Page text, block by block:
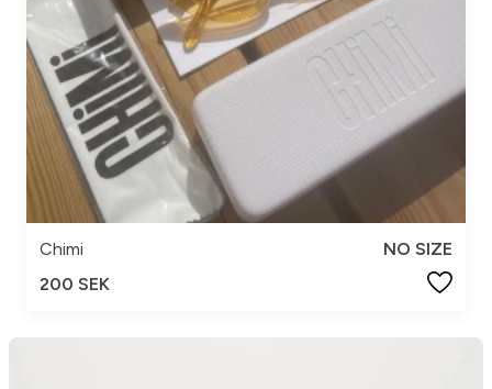
Chimi
NO SIZE
200 SEK